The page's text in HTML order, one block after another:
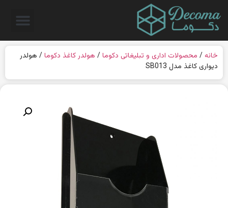
خانه / محصولات اداری و تبلیغاتی دکوما/ هولدر کاغذ دکوما/ هولدر
دیواری کاغذ مدل SB013